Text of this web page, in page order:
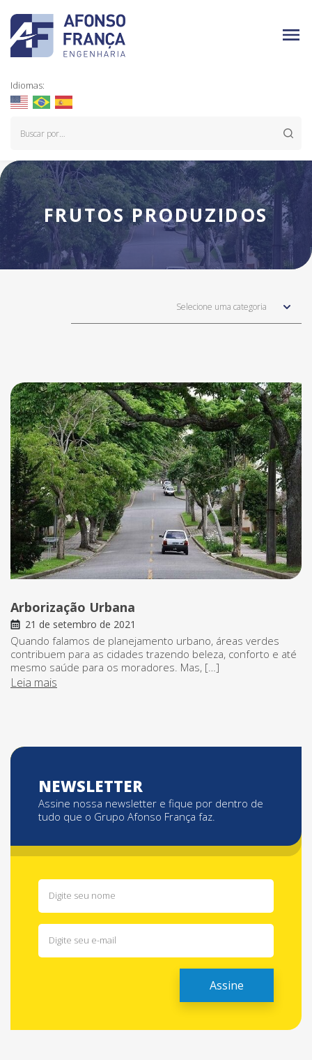
Idiomas:
FRUTOS PRODUZIDOS
Selecione uma categoria
Arborização Urbana
21 de setembro de 2021
Quando falamos de planejamento urbano, áreas verdes
contribuem para as cidades trazendo beleza, conforto e até
mesmo saúde para os moradores. Mas, […]
Leia mais
NEWSLETTER
Assine nossa newsletter e fique por dentro de
tudo que o Grupo Afonso França faz.